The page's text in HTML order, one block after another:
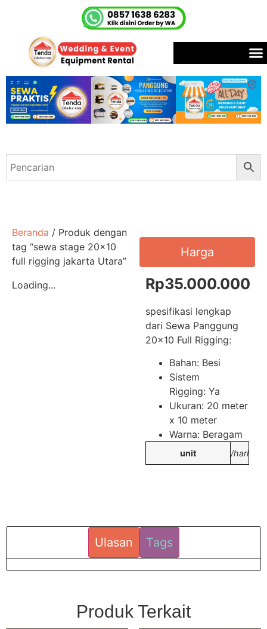
Beranda / Produk dengan
tag “sewa stage 20x10
full rigging jakarta Utara”
Loading...
Harga
Rp35.000.000
spesifikasi lengkap
dari Sewa Panggung
20×10 Full Rigging:
Bahan: Besi
Sistem
Rigging: Ya
Ukuran: 20 meter
x 10 meter
Warna: Beragam
unit /hari
Ulasan Tags
Produk Terkait